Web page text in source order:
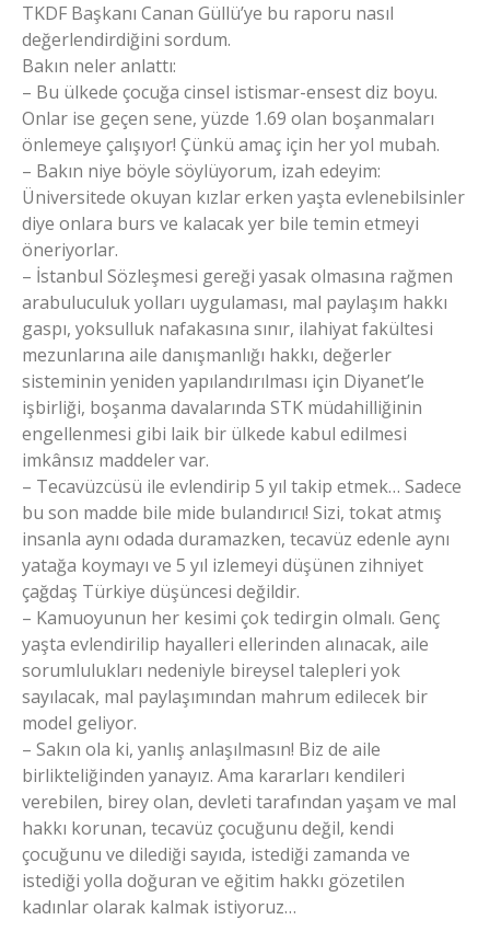
TKDF Başkanı Canan Güllü’ye bu raporu nasıl
değerlendirdiğini sordum.
Bakın neler anlattı:
– Bu ülkede çocuğa cinsel istismar-ensest diz boyu.
Onlar ise geçen sene, yüzde 1.69 olan boşanmaları
önlemeye çalışıyor! Çünkü amaç için her yol mubah.
– Bakın niye böyle söylüyorum, izah edeyim:
Üniversitede okuyan kızlar erken yaşta evlenebilsinler
diye onlara burs ve kalacak yer bile temin etmeyi
öneriyorlar.
– İstanbul Sözleşmesi gereği yasak olmasına rağmen
arabuluculuk yolları uygulaması, mal paylaşım hakkı
gaspı, yoksulluk nafakasına sınır, ilahiyat fakültesi
mezunlarına aile danışmanlığı hakkı, değerler
sisteminin yeniden yapılandırılması için Diyanet’le
işbirliği, boşanma davalarında STK müdahilliğinin
engellenmesi gibi laik bir ülkede kabul edilmesi
imkânsız maddeler var.
– Tecavüzcüsü ile evlendirip 5 yıl takip etmek… Sadece
bu son madde bile mide bulandırıcı! Sizi, tokat atmış
insanla aynı odada duramazken, tecavüz edenle aynı
yatağa koymayı ve 5 yıl izlemeyi düşünen zihniyet
çağdaş Türkiye düşüncesi değildir.
– Kamuoyunun her kesimi çok tedirgin olmalı. Genç
yaşta evlendirilip hayalleri ellerinden alınacak, aile
sorumlulukları nedeniyle bireysel talepleri yok
sayılacak, mal paylaşımından mahrum edilecek bir
model geliyor.
– Sakın ola ki, yanlış anlaşılmasın! Biz de aile
birlikteliğinden yanayız. Ama kararları kendileri
verebilen, birey olan, devleti tarafından yaşam ve mal
hakkı korunan, tecavüz çocuğunu değil, kendi
çocuğunu ve dilediği sayıda, istediği zamanda ve
istediği yolla doğuran ve eğitim hakkı gözetilen
kadınlar olarak kalmak istiyoruz…